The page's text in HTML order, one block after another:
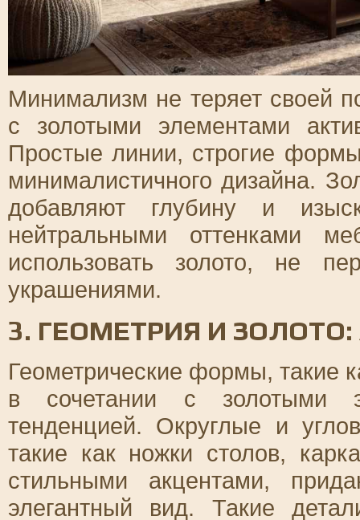
Минимализм не теряет своей
с золотыми элементами
Простые линии, строгие
минималистичного дизайна.
добавляют глубину и
нейтральными оттенками
использовать золото, не
украшениями.
3. ГЕОМЕТРИЯ И
Геометрические формы, такие
в сочетании с золотыми
тенденцией. Округлые и
такие как ножки столов,
стильными акцентами,
элегантный вид. Такие